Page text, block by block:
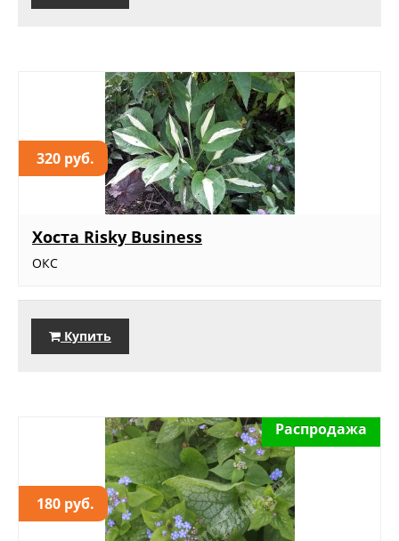
320 руб.
Хоста Risky Business
ОКС
Купить
180 руб.
Распродажа